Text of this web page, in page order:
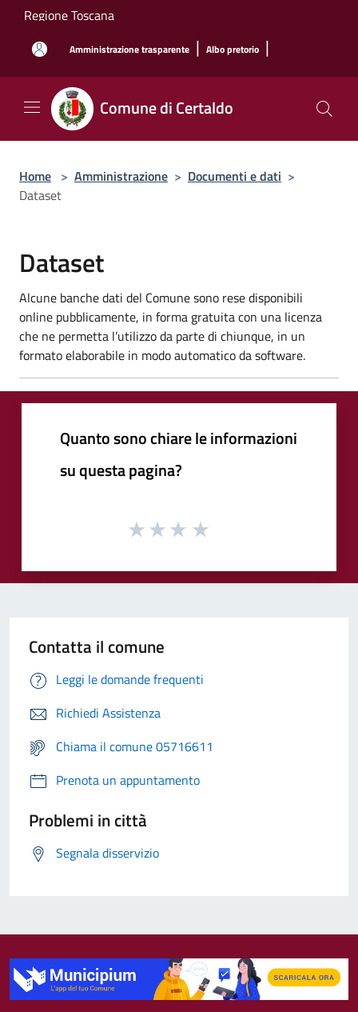
Salta al contenuto principale
Regione Toscana
Amministrazione trasparente | Albo pretorio |
Comune di Certaldo
Home > Amministrazione > Documenti e dati >
Dataset
Dataset
Alcune banche dati del Comune sono rese disponibili
online pubblicamente, in forma gratuita con una licenza
che ne permetta l’utilizzo da parte di chiunque, in un
formato elaborabile in modo automatico da software.
Quanto sono chiare le informazioni
su questa pagina?
Contatta il comune
Leggi le domande frequenti
Richiedi Assistenza
Chiama il comune 05716611
Prenota un appuntamento
Problemi in città
Segnala disservizio